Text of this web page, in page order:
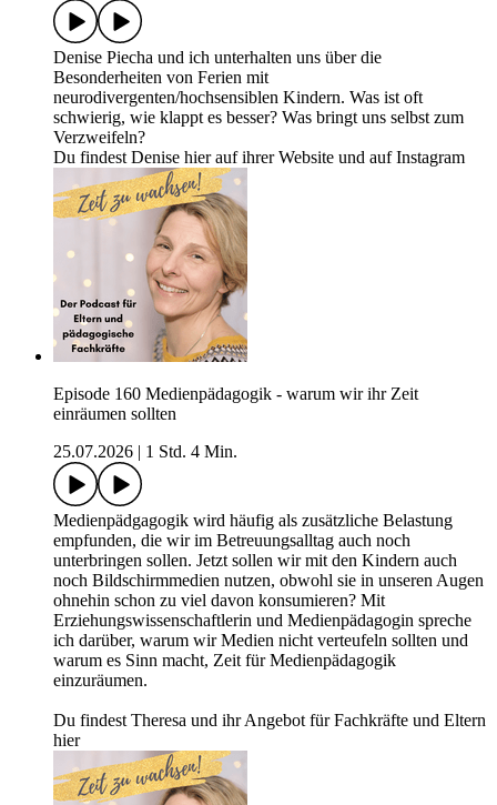
Denise Piecha und ich unterhalten uns über die
Besonderheiten von Ferien mit
neurodivergenten/hochsensiblen Kindern. Was ist oft
schwierig, wie klappt es besser? Was bringt uns selbst zum
Verzweifeln?
Du findest Denise hier auf ihrer Website und auf Instagram
Episode 160 Medienpädagogik - warum wir ihr Zeit
einräumen sollten
25.07.2026
1 Std. 4 Min.
Medienpädgagogik wird häufig als zusätzliche Belastung
empfunden, die wir im Betreuungsalltag auch noch
unterbringen sollen. Jetzt sollen wir mit den Kindern auch
noch Bildschirmmedien nutzen, obwohl sie in unseren Augen
ohnehin schon zu viel davon konsumieren? Mit
Erziehungswissenschaftlerin und Medienpädagogin spreche
ich darüber, warum wir Medien nicht verteufeln sollten und
warum es Sinn macht, Zeit für Medienpädagogik
einzuräumen.
Du findest Theresa und ihr Angebot für Fachkräfte und Eltern
hier